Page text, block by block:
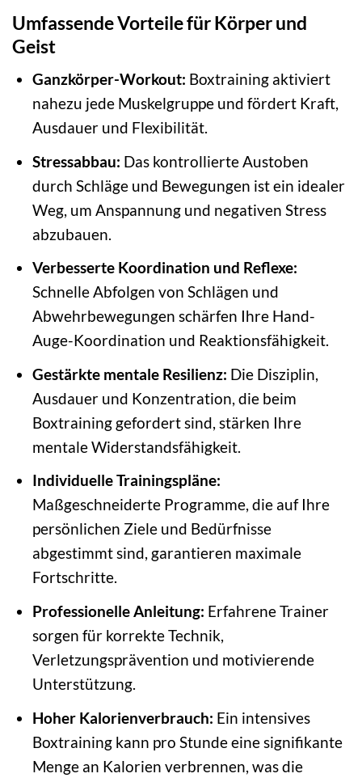
Umfassende Vorteile für Körper und
Geist
Ganzkörper-Workout: Boxtraining aktiviert
nahezu jede Muskelgruppe und fördert Kraft,
Ausdauer und Flexibilität.
Stressabbau: Das kontrollierte Austoben
durch Schläge und Bewegungen ist ein idealer
Weg, um Anspannung und negativen Stress
abzubauen.
Verbesserte Koordination und Reflexe:
Schnelle Abfolgen von Schlägen und
Abwehrbewegungen schärfen Ihre Hand-
Auge-Koordination und Reaktionsfähigkeit.
Gestärkte mentale Resilienz: Die Disziplin,
Ausdauer und Konzentration, die beim
Boxtraining gefordert sind, stärken Ihre
mentale Widerstandsfähigkeit.
Individuelle Trainingspläne:
Maßgeschneiderte Programme, die auf Ihre
persönlichen Ziele und Bedürfnisse
abgestimmt sind, garantieren maximale
Fortschritte.
Professionelle Anleitung: Erfahrene Trainer
sorgen für korrekte Technik,
Verletzungsprävention und motivierende
Unterstützung.
Hoher Kalorienverbrauch: Ein intensives
Boxtraining kann pro Stunde eine signifikante
Menge an Kalorien verbrennen, was die